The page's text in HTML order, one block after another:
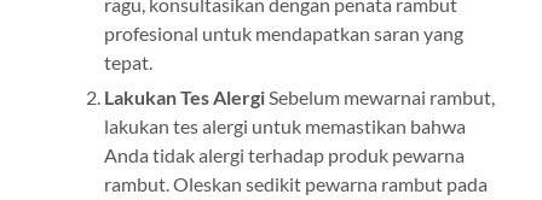
ragu, konsultasikan dengan penata rambut
profesional untuk mendapatkan saran yang
tepat.
Lakukan Tes AlergiSebelum mewarnai rambut,
lakukan tes alergi untuk memastikan bahwa
Anda tidak alergi terhadap produk pewarna
rambut. Oleskan sedikit pewarna rambut pada